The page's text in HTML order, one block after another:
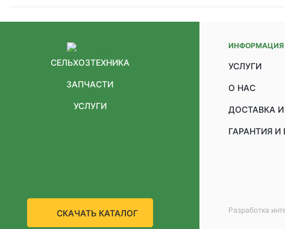
СЕЛЬХОЗТЕХНИКА
ЗАПЧАСТИ
УСЛУГИ
СКАЧАТЬ КАТАЛОГ
ИНФОРМАЦИЯ
УСЛУГИ
О НАС
ДОСТАВКА
ГАРАНТИЯ И
Разработка